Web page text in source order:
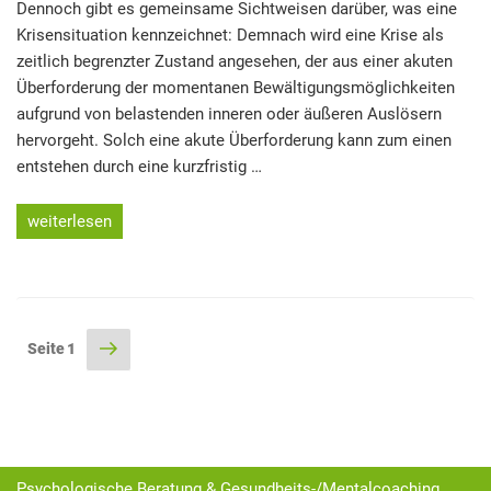
Dennoch gibt es gemeinsame Sichtweisen darüber, was eine
Krisensituation kennzeichnet: Demnach wird eine Krise als
zeitlich begrenzter Zustand angesehen, der aus einer akuten
Überforderung der momentanen Bewältigungsmöglichkeiten
aufgrund von belastenden inneren oder äußeren Auslösern
hervorgeht. Solch eine akute Überforderung kann zum einen
entstehen durch eine kurzfristig …
„Raus
Was
Krisenzeiten
weiterlesen
Seitennummerierung
Seite1
Nächste
Seite